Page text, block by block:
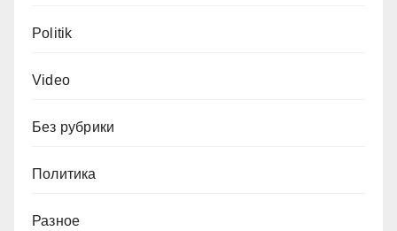
Politik
Video
Без рубрики
Политика
Разное